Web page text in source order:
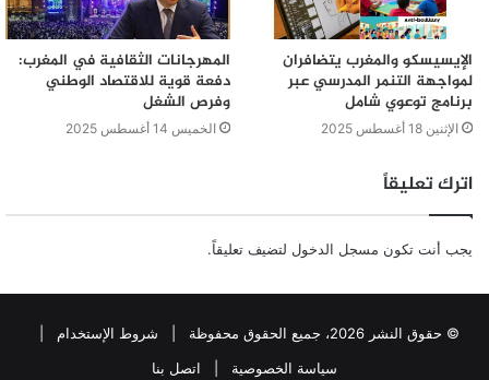
الإيسيسكو والمغرب يتضافران
لمواجهة التنمر المدرسي عبر
برنامج توعوي شامل
الإثنين 18 أغسطس 2025
المهرجانات الثقافية في المغرب:
دفعة قوية للاقتصاد الوطني
وفرص الشغل
الخميس 14 أغسطس 2025
اترك تعليقاً
يجب أنت تكون مسجل الدخول لتضيف تعليقاً.
© حقوق النشر 2026، جميع الحقوق محفوظة | شروط الإستخدام
سياسة الخصوصية
اتصل بنا